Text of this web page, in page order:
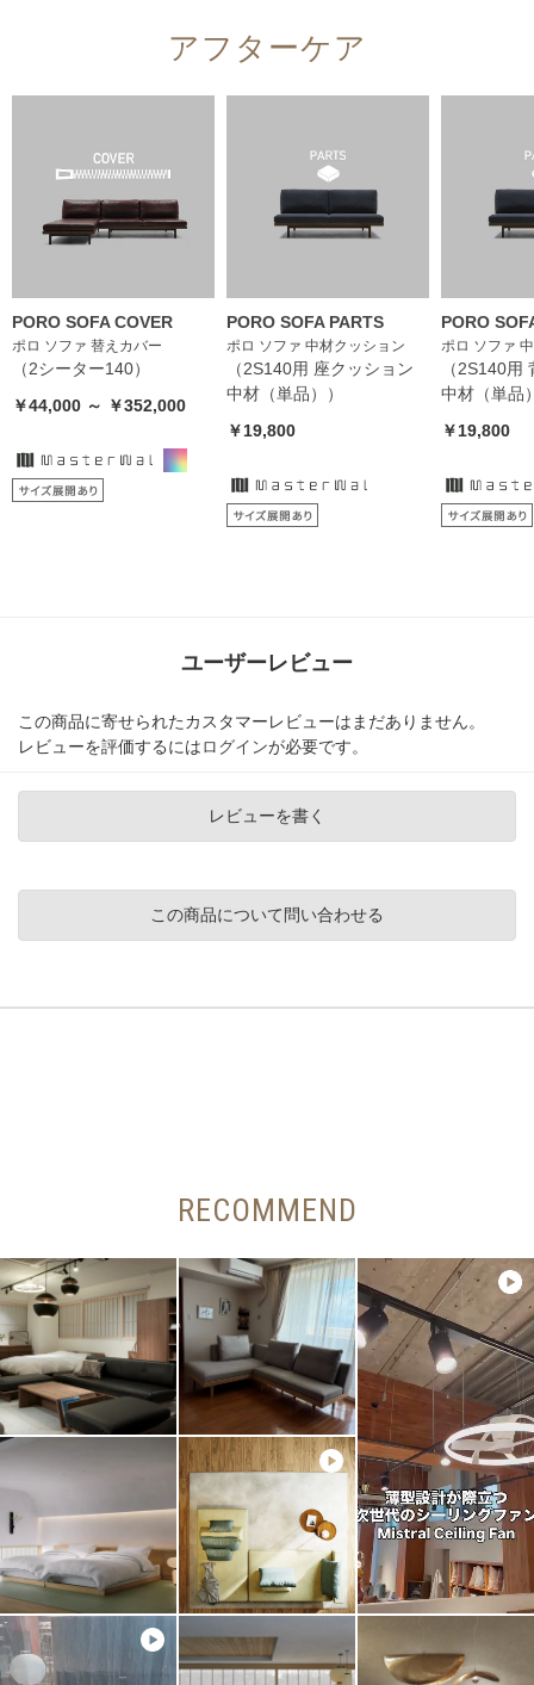
アフターケア
PORO SOFA COVER
ポロ ソファ 替えカバー
（2シーター140）
￥44,000 ～ ￥352,000
PORO SOFA PARTS
ポロ ソファ 中材クッション
（2S140用 座クッション
中材（単品））
￥19,800
PORO
ポロ ソファ
（2S140用
中材（単品
￥19,800
ユーザーレビュー
この商品に寄せられたカスタマーレビューはまだありません。
レビューを評価するにはログインが必要です。
レビューを書く
この商品について問い合わせる
RECOMMEND